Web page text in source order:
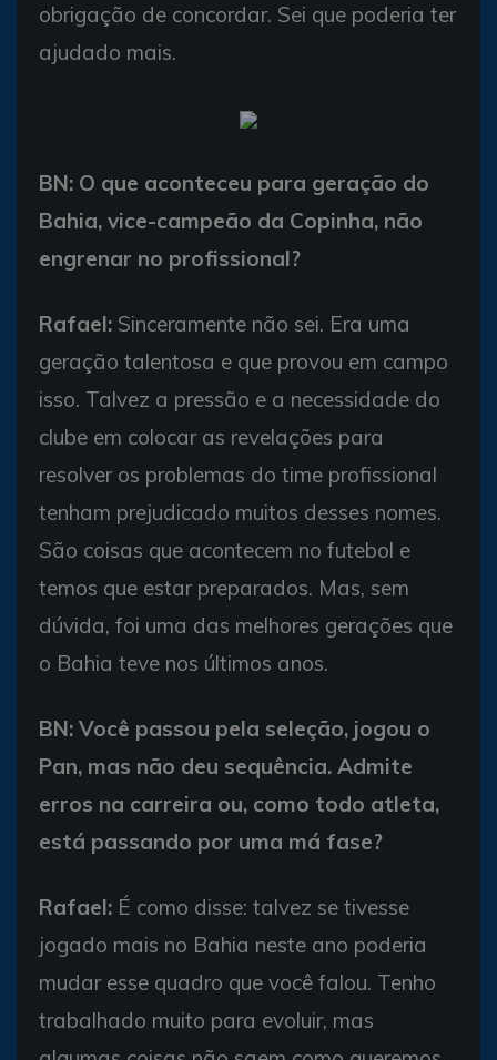
obrigação de concordar. Sei que poderia ter
ajudado mais.
BN: O que aconteceu para geração do
Bahia, vice-campeão da Copinha, não
engrenar no profissional?
Rafael: Sinceramente não sei. Era uma
geração talentosa e que provou em campo
isso. Talvez a pressão e a necessidade do
clube em colocar as revelações para
resolver os problemas do time profissional
tenham prejudicado muitos desses nomes.
São coisas que acontecem no futebol e
temos que estar preparados. Mas, sem
dúvida, foi uma das melhores gerações que
o Bahia teve nos últimos anos.
BN: Você passou pela seleção, jogou o
Pan, mas não deu sequência. Admite
erros na carreira ou, como todo atleta,
está passando por uma má fase?
Rafael: É como disse: talvez se tivesse
jogado mais no Bahia neste ano poderia
mudar esse quadro que você falou. Tenho
trabalhado muito para evoluir, mas